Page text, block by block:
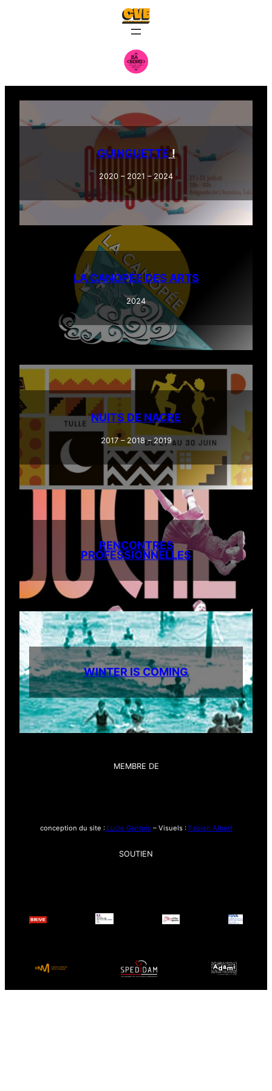
GUINGUETTE !
2020 – 2021 – 2024
LA CANOPÉE DES ARTS
2024
NUITS DE NACRE
2017 – 2018 – 2019
RENCONTRES
PROFESSIONNELLES
WINTER IS COMING
MEMBRE DE
conception du site :Lucie Gantois– Visuels : Fabien Albert
SOUTIEN